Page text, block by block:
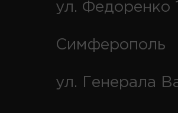
ул. Федоренко
Симферополь
ул. Генерала